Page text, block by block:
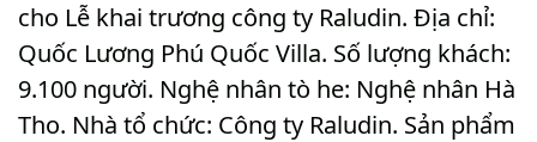
cho Lễ khai trương công ty Raludin. Địa chỉ:
Quốc Lương Phú Quốc Villa. Số lượng khách:
9.100 người. Nghệ nhân tò he: Nghệ nhân Hà
Tho. Nhà tổ chức: Công ty Raludin. Sản phẩm